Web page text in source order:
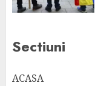
Sectiuni
ACASA